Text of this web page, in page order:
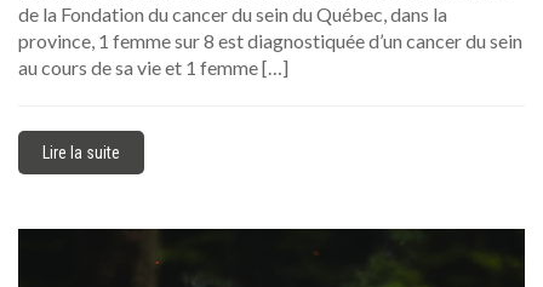
de la Fondation du cancer du sein du Québec, dans la
province, 1 femme sur 8 est diagnostiquée d’un cancer du sein
au cours de sa vie et 1 femme […]
Lire la suite